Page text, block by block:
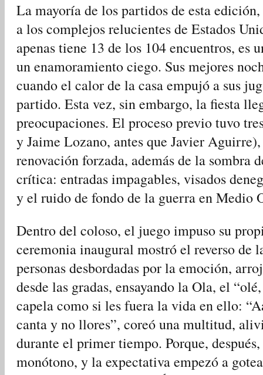
La mayoría de los partidos de esta
a los complejos relucientes de Estados
apenas tiene 13 de los 104 encuentros, es
un enamoramiento ciego. Sus mejores
cuando el calor de la casa empujó a sus
partido. Esta vez, sin embargo, la fiesta
preocupaciones. El proceso previo tuvo
y Jaime Lozano, antes que Javier
renovación forzada, además de la sombra
crítica: entradas impagables, visados
y el ruido de fondo de la guerra en Medio
Dentro del coloso, el juego impuso su
ceremonia inaugural mostró el reverso de
personas desbordadas por la emoción,
desde las gradas, ensayando la Ola, el
capela como si les fuera la vida en ello:
canta y no llores”, coreó una multitud,
durante el primer tiempo. Porque,
monótono, y la expectativa empezó a